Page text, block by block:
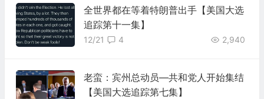
全世界都在等着特朗普出手【美国大选
追踪第十一集】
12/21 2,940
4
老蛮：宾州总动员—共和党人开始集结
【美国大选追踪第七集】